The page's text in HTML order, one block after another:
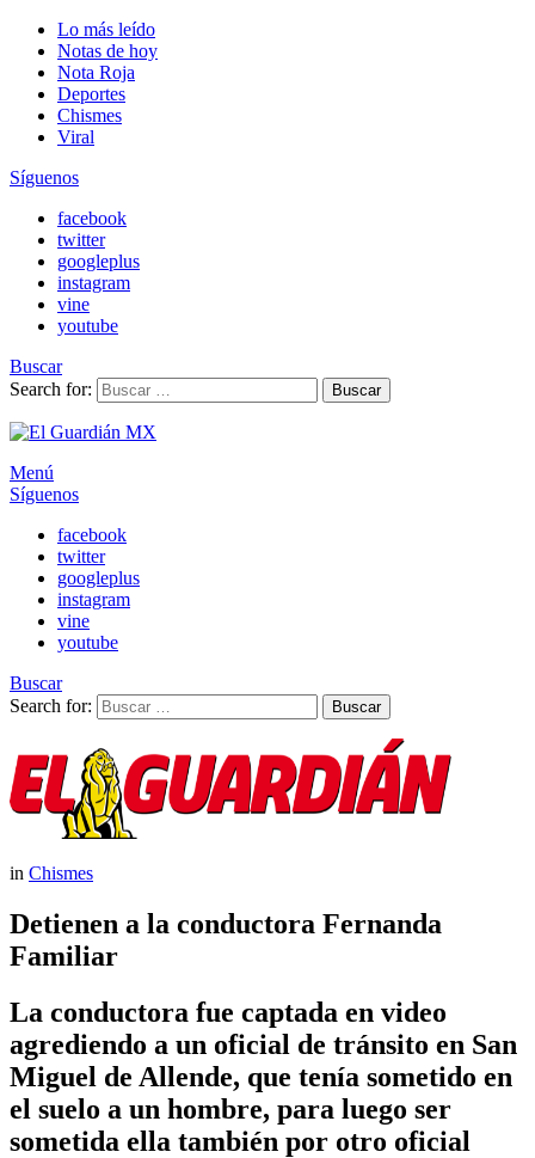
Lo más leído
Notas de hoy
Nota Roja
Deportes
Chismes
Viral
Síguenos
facebook
twitter
googleplus
instagram
vine
youtube
Buscar
Search for:
Buscar
Menú
Síguenos
facebook
twitter
googleplus
instagram
vine
youtube
Buscar
Search for:
Buscar
in Chismes
Detienen a la conductora Fernanda
Familiar
La conductora fue captada en video
agrediendo a un oficial de tránsito en San
Miguel de Allende, que tenía sometido en
el suelo a un hombre, para luego ser
sometida ella también por otro oficial